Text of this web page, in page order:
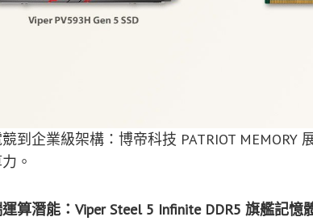
到企業級架構：博帝科技 PATRIOT MEMORY
。
算潛能：Viper Steel 5 Infinite DDR5 旗艦記憶